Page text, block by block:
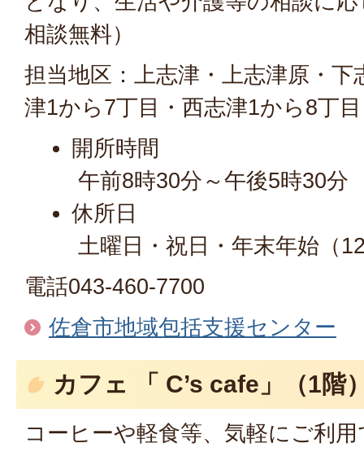
相談無料）
担当地区：上志津・上志津原・下
津1から7丁目・西志津1から8丁目
開所時間
午前8時30分～午後5時30分
休所日
土曜日・祝日・年末年始（
電話043-460-7700
佐倉市地域包括支援センター
カフェ 「 C’s cafe」（1階
コーヒーや軽食等、気軽にご利